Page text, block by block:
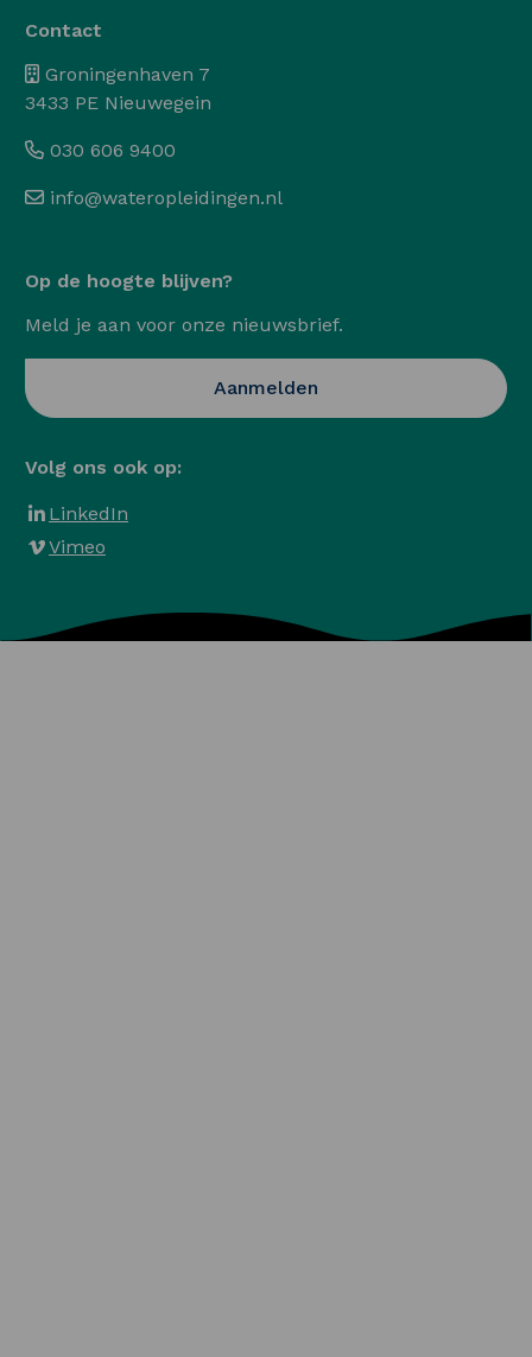
Contact
Groningenhaven 7
3433 PE Nieuwegein
030 606 9400
info@wateropleidingen.nl
Volg ons ook op:
LinkedIn
Vimeo
Op de hoogte blijven?
Meld je aan voor onze nieuwsbrief.
Aanmelden Opent in een nieuwe